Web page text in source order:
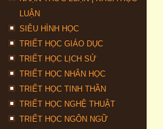
LUẬN
SIÊU HÌNH HỌC
TRIẾT HỌC GIÁO DỤC
TRIẾT HỌC LỊCH SỬ
TRIẾT HỌC NHÂN HỌC
TRIẾT HỌC TINH THẦN
TRIẾT HỌC NGHỆ THUẬT
TRIẾT HỌC NGÔN NGỮ